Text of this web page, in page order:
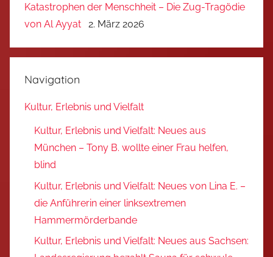
Katastrophen der Menschheit – Die Zug-Tragödie
von Al Ayyat
2. März 2026
Navigation
Kultur, Erlebnis und Vielfalt
Kultur, Erlebnis und Vielfalt: Neues aus
München – Tony B. wollte einer Frau helfen,
blind
Kultur, Erlebnis und Vielfalt: Neues von Lina E. –
die Anführerin einer linksextremen
Hammermörderbande
Kultur, Erlebnis und Vielfalt: Neues aus Sachsen: